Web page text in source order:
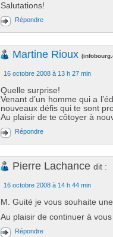
Salutations!
Répondre
Martine Rioux (
16 octobre 2008 à 13 h 27 min
Quelle surprise!
Venant d’un homme qui a
nouveaux défis qui te sont
Au plaisir de te côtoyer à
Répondre
Pierre Lachance dit :
16 octobre 2008 à 14 h 44 min
M. Guité je vous souhaite
Au plaisir de continuer à vous
Répondre